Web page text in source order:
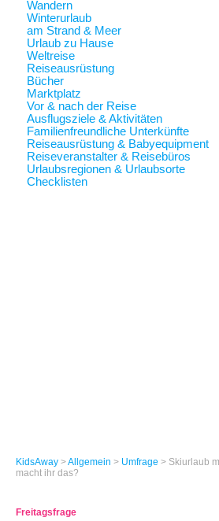
Wandern
Winterurlaub
am Strand & Meer
Urlaub zu Hause
Weltreise
Reiseausrüstung
Bücher
Marktplatz
Vor & nach der Reise
Ausflugsziele & Aktivitäten
Familienfreundliche Unterkünfte
Reiseausrüstung & Babyequipment
Reiseveranstalter & Reisebüros
Urlaubsregionen & Urlaubsorte
Checklisten
KidsAway >Allgemein > Umfrage > Skiurlaub
macht ihr das?
Freitagsfrage